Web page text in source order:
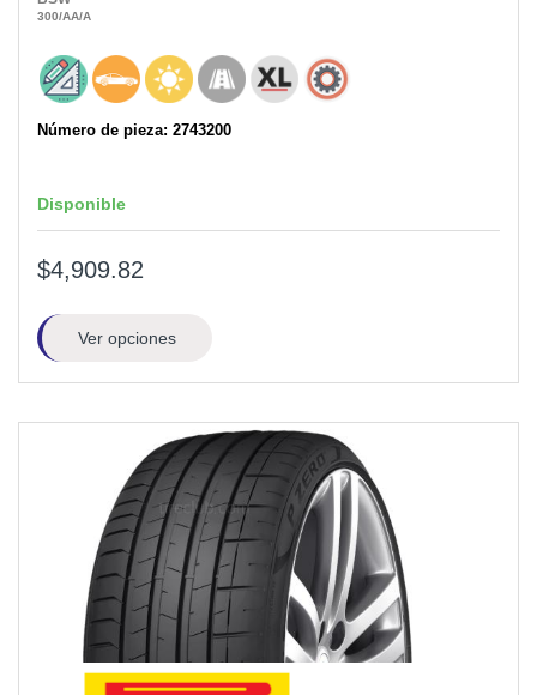
300/AA/A
Número de pieza: 2743200
Disponible
$4,909.82
Ver opciones